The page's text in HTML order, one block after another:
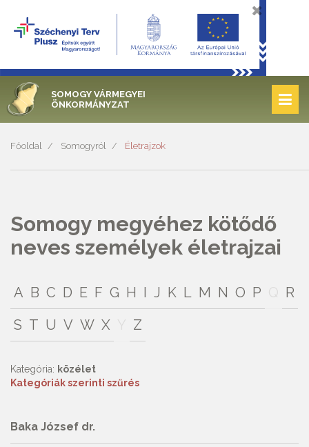
SOMOGY VÁRMEGYEI
ÖNKORMÁNYZAT
Főoldal Somogyról Életrajzok
Somogy megyéhez kötődő
neves személyek életrajzai
A B C D E F G H I J K L M N O P
R
S T U V W X Z
Kategória: közélet
Kategóriák szerinti szűrés
Baka József dr.